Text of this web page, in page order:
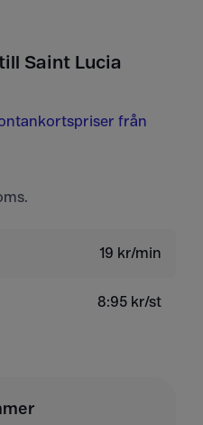
Saint Lucia
från
19 kr/min
8:95 kr/st